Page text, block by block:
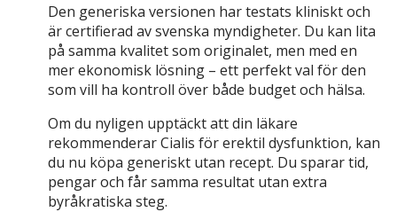
Den generiska versionen har testats kliniskt och
är certifierad av svenska myndigheter. Du kan lita
på samma kvalitet som originalet, men med en
mer ekonomisk lösning – ett perfekt val för den
som vill ha kontroll över både budget och hälsa.
Om du nyligen upptäckt att din läkare
rekommenderar Cialis för erektil dysfunktion, kan
du nu köpa generiskt utan recept. Du sparar tid,
pengar och får samma resultat utan extra
byråkratiska steg.